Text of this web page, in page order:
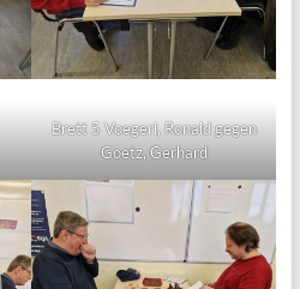
Brett 5 Voegerl, Ronald gegen
Goetz, Gerhard